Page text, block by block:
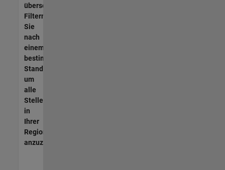
übersetzt.
Filtern
Sie
nach
einem
bestimmten
Standort,
um
alle
Stellenangebote
in
Ihrer
Region
anzuzeigen.